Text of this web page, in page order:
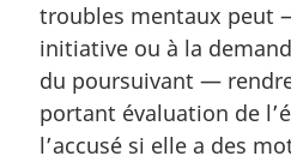
g
i
n
a
l
troubles mentaux peut
initiative ou à la
du poursuivant —
portant évaluation de
l’accusé si elle a des